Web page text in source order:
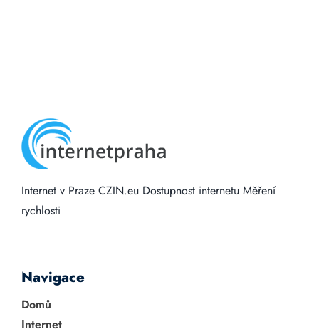
Internet v Praze CZIN.eu Dostupnost internetu Měření
rychlosti
Navigace
Domů
Internet